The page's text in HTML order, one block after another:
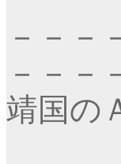
－－－
－－－
靖国の